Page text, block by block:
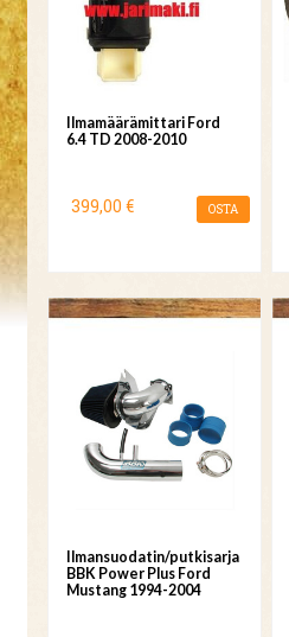
Ilmamäärämittari Ford
6.4 TD 2008-2010
399,00 € OSTA
Ilmansuodatin/putkisarja
BBK Power Plus Ford
Mustang 1994-2004